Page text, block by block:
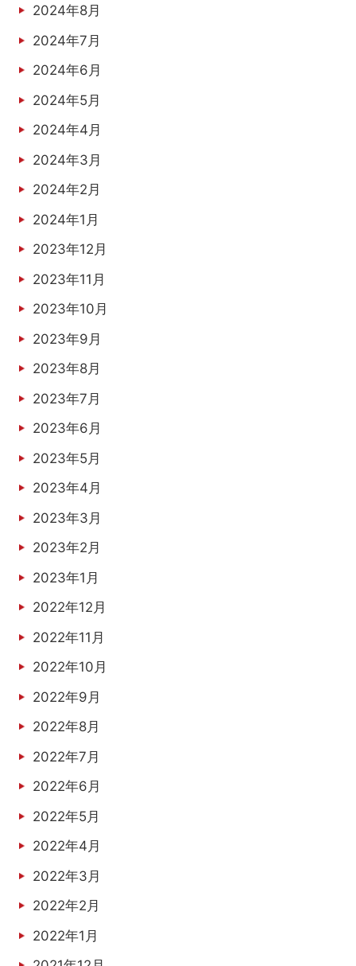
2024年8月
2024年7月
2024年6月
2024年5月
2024年4月
2024年3月
2024年2月
2024年1月
2023年12月
2023年11月
2023年10月
2023年9月
2023年8月
2023年7月
2023年6月
2023年5月
2023年4月
2023年3月
2023年2月
2023年1月
2022年12月
2022年11月
2022年10月
2022年9月
2022年8月
2022年7月
2022年6月
2022年5月
2022年4月
2022年3月
2022年2月
2022年1月